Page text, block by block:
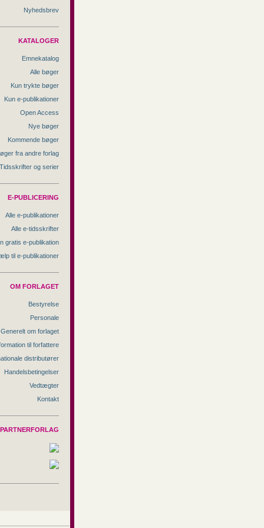
Nyhedsbrev
KATALOGER
Emnekatalog
Alle bøger
Kun trykte bøger
Kun e-publikationer
Open Access
Nye bøger
Kommende bøger
fra andre forlag
Tidsskrifter og serier
E-PUBLICERING
Alle e-publikationer
Alle e-tidsskrifter
gratis e-publikation
til e-publikationer
OM FORLAGET
Bestyrelse
Personale
Generelt om forlaget
til forfattere
distributører
Handelsbetingelser
Vedtægter
Kontakt
PARTNERFORLAG